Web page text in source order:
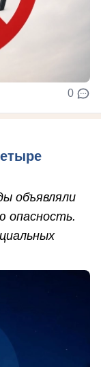
0
объявляли
опасность.